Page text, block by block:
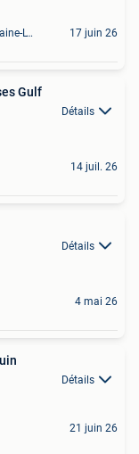
Waterloo + Partie De Braine-L'Alleud, De Ohain 17 juin 26
Gulf
Détails
14 juil. 26
Détails
4 mai 26
Détails
21 juin 26